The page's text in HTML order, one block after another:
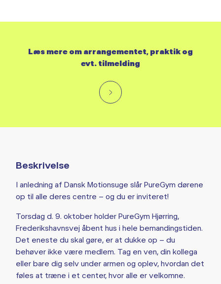
Beskrivelse
I anledning af Dansk Motionsuge slår PureGym dørene
op til alle deres centre – og du er inviteret!
Torsdag d. 9. oktober holder PureGym Hjørring,
Frederikshavnsvej åbent hus i hele bemandingstiden.
Det eneste du skal gøre, er at dukke op – du
behøver ikke være medlem. Tag en ven, din kollega
eller bare dig selv under armen og oplev, hvordan det
føles at træne i et center, hvor alle er velkomne.
Læs mere om arrangementet, praktik og
evt. tilmelding